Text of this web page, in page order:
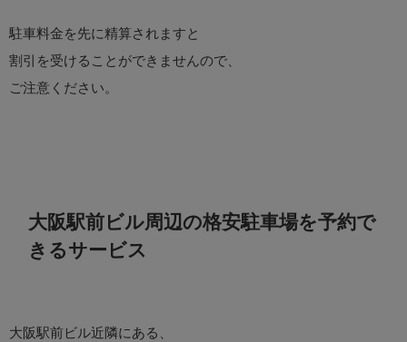
駐車料金を先に精算されますと
割引を受けることができませんので、
ご注意ください。
大阪駅前ビル周辺の格安駐車場を予約で
きるサービス
大阪駅前ビル近隣にある、